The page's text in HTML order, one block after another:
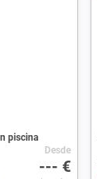
piscina
Desde
--- €